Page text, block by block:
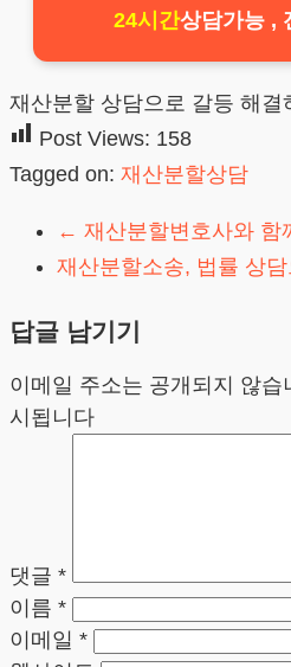
24시간상담가능 ,
재산분할 상담으로 갈등 해결
Post Views: 158
Tagged on: 재산분할상담
← 재산분할변호사와 함
재산분할소송, 법률 상담
답글 남기기
이메일 주소는 공개되지 않습
시됩니다
댓글 *
이름 *
이메일 *